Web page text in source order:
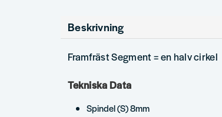
Beskrivning
Framfräst Segment = en halv cirkel
Tekniska Data
Spindel (S) 8mm